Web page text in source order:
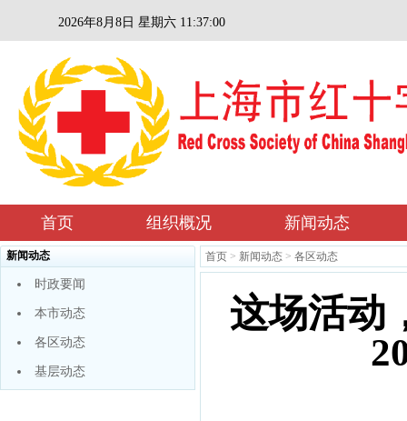
2026年8月8日 星期六 11:37:00
首页 组织概况 新闻动态
新闻动态
时政要闻
本市动态
各区动态
基层动态
首页 > 新闻动态 > 各区动态
这场活动